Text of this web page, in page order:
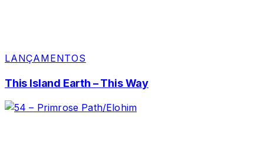
LANÇAMENTOS
This Island Earth – This Way